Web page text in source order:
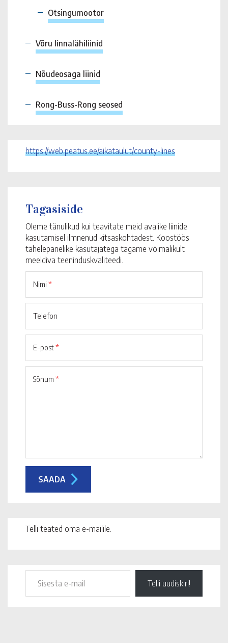
Otsingumootor
Võru linnalähiliinid
Nõudeosaga liinid
Rong-Buss-Rong seosed
https://web.peatus.ee/aikataulut/county-lines
Tagasiside
Oleme tänulikud kui teavitate meid avalike liinide
kasutamisel ilmnenud kitsaskohtadest. Koostöös
tähelepanelike kasutajatega tagame võimalikult
meeldiva teeninduskvaliteedi.
Nimi *
Telefon
E-post*
Sõnum *
Telli teated oma e-mailile.
Telli uudiskiri!